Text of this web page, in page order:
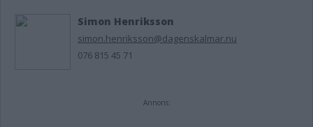
Simon Henriksson
simon.henriksson@dagenskalmar.nu
076 815 45 71
Annons: